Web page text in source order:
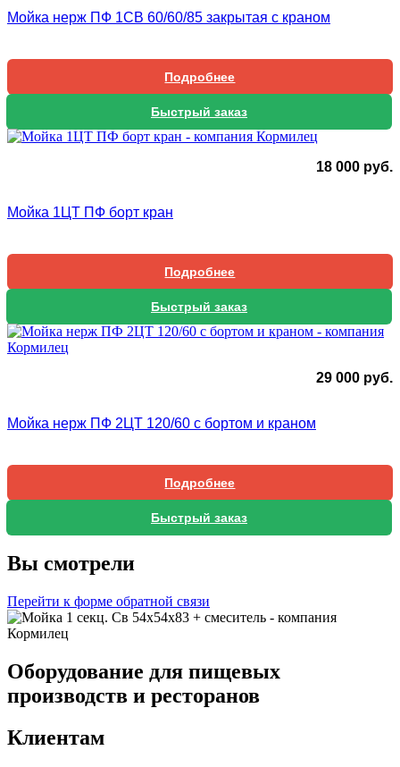
Мойка нерж ПФ 1СВ 60/60/85 закрытая с краном
Подробнее
Быстрый заказ
18 000 руб.
Мойка 1ЦТ ПФ борт кран
Подробнее
Быстрый заказ
29 000 руб.
Мойка нерж ПФ 2ЦТ 120/60 с бортом и краном
Подробнее
Быстрый заказ
Вы смотрели
Перейти к форме обратной связи
Оборудование для пищевых
производств и ресторанов
Клиентам